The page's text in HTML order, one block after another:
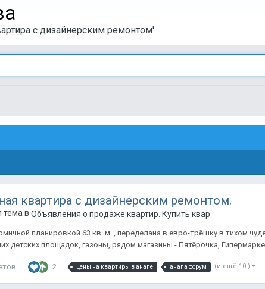
с дизайнерским ремонтом'.
квартира с дизайнерским ремонтом.
тема в Объявления о продаже квартир. Купить квартиру в Анапе.
планировкой 63 кв. м. , переделана в евро-трёшку в тихом
детских площадок, газоны, рядом магазины - Пятёрочка,
2 цены на квартиры в анапе анапа форум (и ещё 10 )